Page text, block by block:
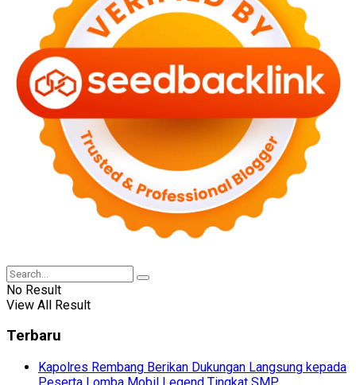
No Result
View All Result
Terbaru
Kapolres Rembang Berikan Dukungan Langsung kepada